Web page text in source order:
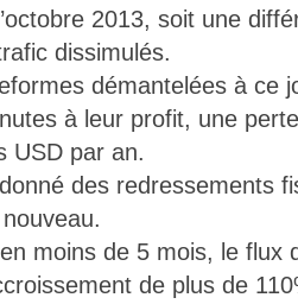
2013, soit une
dissimulés.
démantelées à ce
à leur profit, une
USD par an.
des redressements
moins de 5 mois, le flux
de plus de